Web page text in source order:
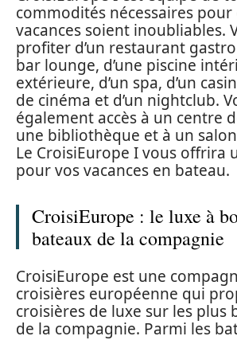
commodités nécessaires pour
vacances soient inoubliables.
profiter d’un restaurant
bar lounge, d’une piscine
extérieure, d’un spa, d’un
de cinéma et d’un nightclub.
également accès à un centre
une bibliothèque et à un
Le CroisiEurope I vous offrira
pour vos vacances en bateau.
CroisiEurope : le luxe à
bateaux de la compagnie
CroisiEurope est une
croisières européenne qui
croisières de luxe sur les plus
de la compagnie. Parmi les